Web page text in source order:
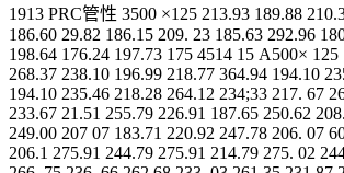
1913 PRC管性 3500 ×125 213.93 189.88
186.60 29.82 186.15 209. 23 185.63 292.96
198.64 176.24 197.73 175 4514 15 A500× 125
268.37 238.10 196.99 218.77 364.94 194.10
194.10 235.46 218.28 264.12 234;33 217. 67
233.67 21.51 255.79 226.91 187.65 250.62
249.00 207 07 183.71 220.92 247.78 206. 07
206.1 275.91 244.79 275.91 214.79 275. 02